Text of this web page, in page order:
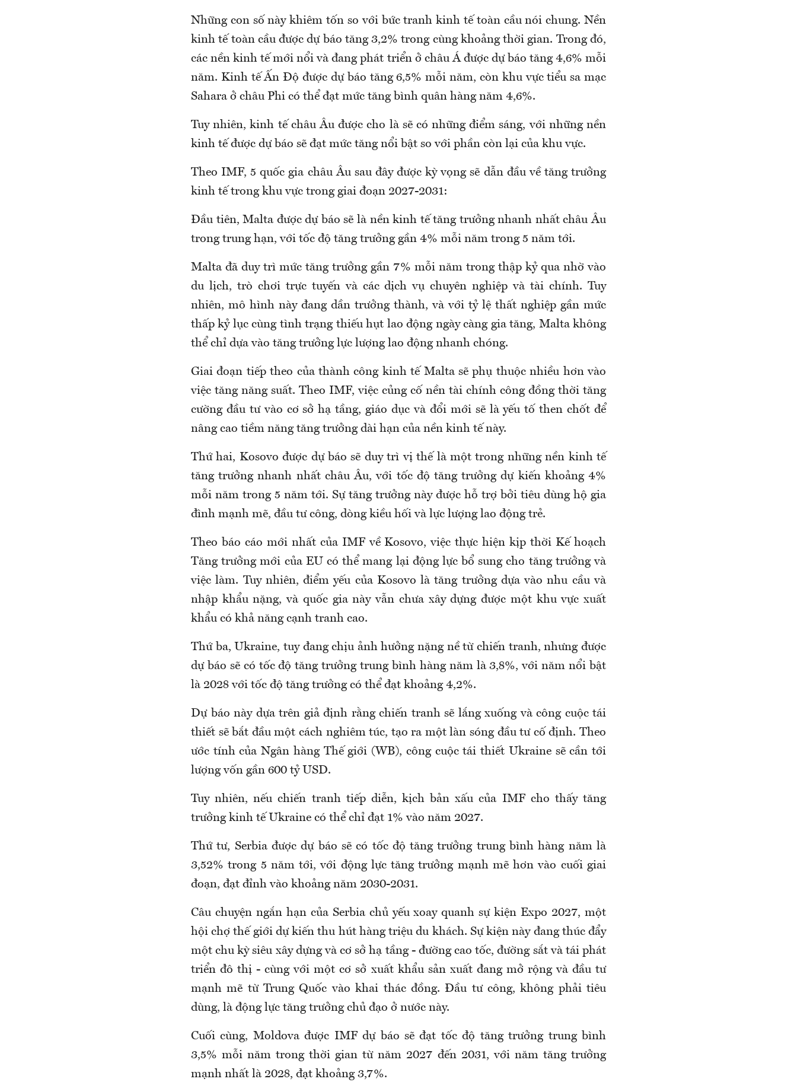
Những con số này khiêm tốn so với bức tranh kinh tế toàn cầu nói chung. Nền
kinh tế toàn cầu được dự báo tăng 3,2% trong cùng khoảng thời gian. Trong đó,
các nền kinh tế mới nổi và đang phát triển ở châu Á được dự báo tăng 4,6% mỗi
năm. Kinh tế Ấn Độ được dự báo tăng 6,5% mỗi năm, còn khu vực tiểu sa mạc
Sahara ở châu Phi có thể đạt mức tăng bình quân hàng năm 4,6%.
Tuy nhiên, kinh tế châu Âu được cho là sẽ có những điểm sáng, với những nền
kinh tế được dự báo sẽ đạt mức tăng nổi bật so với phần còn lại của khu vực.
Theo IMF, 5 quốc gia châu Âu sau đây được kỳ vọng sẽ dẫn đầu về tăng trưởng
kinh tế trong khu vực trong giai đoạn 2027-2031:
Đầu tiên, Malta được dự báo sẽ là nền kinh tế tăng trưởng nhanh nhất châu Âu
trong trung hạn, với tốc độ tăng trưởng gần 4% mỗi năm trong 5 năm tới.
Malta đã duy trì mức tăng trưởng gần 7% mỗi năm trong thập kỷ qua nhờ vào
du lịch, trò chơi trực tuyến và các dịch vụ chuyên nghiệp và tài chính. Tuy
nhiên, mô hình này đang dần trưởng thành, và với tỷ lệ thất nghiệp gần mức
thấp kỷ lục cùng tình trạng thiếu hụt lao động ngày càng gia tăng, Malta không
thể chỉ dựa vào tăng trưởng lực lượng lao động nhanh chóng.
Giai đoạn tiếp theo của thành công kinh tế Malta sẽ phụ thuộc nhiều hơn vào
việc tăng năng suất. Theo IMF, việc củng cố nền tài chính công đồng thời tăng
cường đầu tư vào cơ sở hạ tầng, giáo dục và đổi mới sẽ là yếu tố then chốt để
nâng cao tiềm năng tăng trưởng dài hạn của nền kinh tế này.
Thứ hai, Kosovo được dự báo sẽ duy trì vị thế là một trong những nền kinh tế
tăng trưởng nhanh nhất châu Âu, với tốc độ tăng trưởng dự kiến khoảng 4%
mỗi năm trong 5 năm tới. Sự tăng trưởng này được hỗ trợ bởi tiêu dùng hộ gia
đình mạnh mẽ, đầu tư công, dòng kiều hối và lực lượng lao động trẻ.
Theo báo cáo mới nhất của IMF về Kosovo, việc thực hiện kịp thời Kế hoạch
Tăng trưởng mới của EU có thể mang lại động lực bổ sung cho tăng trưởng và
việc làm. Tuy nhiên, điểm yếu của Kosovo là tăng trưởng dựa vào nhu cầu và
nhập khẩu nặng, và quốc gia này vẫn chưa xây dựng được một khu vực xuất
khẩu có khả năng cạnh tranh cao.
Thứ ba, Ukraine, tuy đang chịu ảnh hưởng nặng nề từ chiến tranh, nhưng được
dự báo sẽ có tốc độ tăng trưởng trung bình hàng năm là 3,8%, với năm nổi bật
là 2028 với tốc độ tăng trưởng có thể đạt khoảng 4,2%.
Dự báo này dựa trên giả định rằng chiến tranh sẽ lắng xuống và công cuộc tái
thiết sẽ bắt đầu một cách nghiêm túc, tạo ra một làn sóng đầu tư cố định. Theo
ước tính của Ngân hàng Thế giới (WB), công cuộc tái thiết Ukraine sẽ cần tới
lượng vốn gần 600 tỷ USD.
Tuy nhiên, nếu chiến tranh tiếp diễn, kịch bản xấu của IMF cho thấy tăng
trưởng kinh tế Ukraine có thể chỉ đạt 1% vào năm 2027.
Thứ tư, Serbia được dự báo sẽ có tốc độ tăng trưởng trung bình hàng năm là
3,52% trong 5 năm tới, với động lực tăng trưởng mạnh mẽ hơn vào cuối giai
đoạn, đạt đỉnh vào khoảng năm 2030-2031.
Câu chuyện ngắn hạn của Serbia chủ yếu xoay quanh sự kiện Expo 2027, một
hội chợ thế giới dự kiến thu hút hàng triệu du khách. Sự kiện này đang thúc đẩy
một chu kỳ siêu xây dựng và cơ sở hạ tầng - đường cao tốc, đường sắt và tái phát
triển đô thị - cùng với một cơ sở xuất khẩu sản xuất đang mở rộng và đầu tư
mạnh mẽ từ Trung Quốc vào khai thác đồng. Đầu tư công, không phải tiêu
dùng, là động lực tăng trưởng chủ đạo ở nước này.
Cuối cùng, Moldova được IMF dự báo sẽ đạt tốc độ tăng trưởng trung bình
3,5% mỗi năm trong thời gian từ năm 2027 đến 2031, với năm tăng trưởng
mạnh nhất là 2028, đạt khoảng 3,7%.